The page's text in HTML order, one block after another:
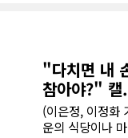
"다치면 내
참아야?" 캘
(이은정, 이정화
운의 식당이나